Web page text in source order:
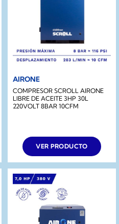
AIRONE
COMPRESOR SCROLL AIRONE
LIBRE DE ACEITE 3HP 30L
220VOLT 8BAR 10CFM
VER PRODUCTO